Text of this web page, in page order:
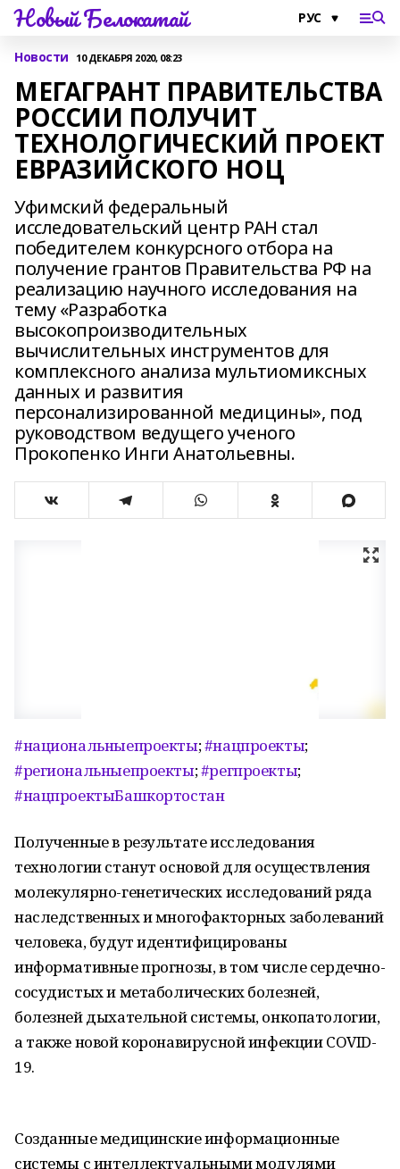
Новый Белокатай
Новости 10 ДЕКАБРЯ 2020, 08:23
МЕГАГРАНТ ПРАВИТЕЛЬСТВА
РОССИИ ПОЛУЧИТ
ТЕХНОЛОГИЧЕСКИЙ ПРОЕКТ
ЕВРАЗИЙСКОГО НОЦ
Уфимский федеральный
исследовательский центр РАН стал
победителем конкурсного отбора на
получение грантов Правительства РФ на
реализацию научного исследования на
тему «Разработка
высокопроизводительных
вычислительных инструментов для
комплексного анализа мультиомиксных
данных и развития
персонализированной медицины», под
руководством ведущего ученого
Прокопенко Инги Анатольевны.
#национальныепроекты;#нацпроекты;
#региональныепроекты;#регпроекты;
#нацпроектыБашкортостан
Полученные в результате исследования
технологии станут основой для осуществления
молекулярно-генетических исследований ряда
наследственных и многофакторных заболеваний
человека, будут идентифицированы
информативные прогнозы, в том числе сердечно-
сосудистых и метаболических болезней,
болезней дыхательной системы, онкопатологии,
а также новой коронавирусной инфекции COVID-
19.
Созданные медицинские информационные
системы с интеллектуальными модулями